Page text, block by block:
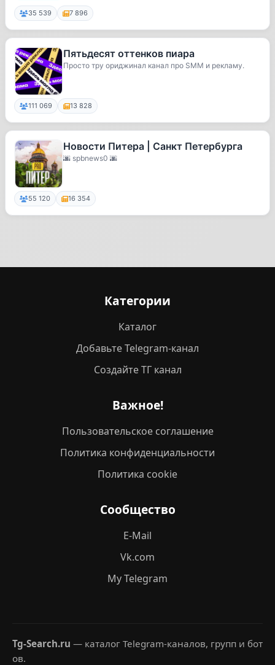
35 539 7 896
Пятьдесят оттенков пиара
Просто тру ориджинал канал про SMM и рекламу.
111 069 13 828
Новости Питера | Санкт Петербурга
🌆 spbnews0 🌆
55 120 16 354
Категории
Каталог
Добавьте Telegram-канал
Создайте ТГ канал
Важное!
Пользовательское соглашение
Политика конфиденциальности
Политика cookie
Сообщество
E-Mail
Vk.com
My Telegram
Tg-Search.ru — каталог Telegram-каналов, групп и бот
ов.